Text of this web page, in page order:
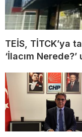
TEİS, TİTCK’ya
‘İlacım